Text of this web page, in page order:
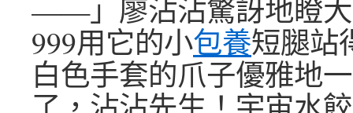
——」廖沾沾驚訝地瞪
999用它的小包養短腿站
白色手套的爪子優雅地